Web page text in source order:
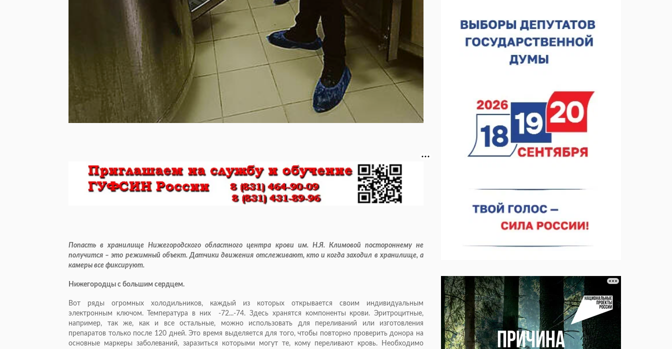
Попасть в хранилище Нижегородского областного центра крови им. Н.Я. Климовой постороннему не
получится – это режимный объект. Датчики движения отслеживают, кто и когда заходил в хранилище, а
камеры все фиксируют.
Нижегородцы с большим сердцем.
Вот ряды огромных холодильников, каждый из которых открывается своим индивидуальным
электронным ключом. Температура в них -72...-74. Здесь хранятся компоненты крови. Эритроцитные,
например, так же, как и все остальные, можно использовать для переливаний или изготовления
препаратов только после 120 дней. Это время выделяется для того, чтобы повторно проверить донора на
основные маркеры заболеваний, заразиться которыми могут те, кому переливают кровь. Необходимо
05.08.2026 15:23
В Нижнем Новгороде подвели итоги отбора на
фестиваль «Музыка балконов»
05.08.2026 14:04
05.08.2026 12:31
В «Заповедных кварталах» отметят 120-летие
усадьбы Гусевых
05.08.2026 11:28